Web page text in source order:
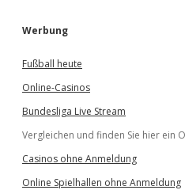
Werbung
Fußball heute
Online-Casinos
Bundesliga Live Stream
Vergleichen und finden Sie hier ein
Casinos ohne Anmeldung
Online Spielhallen ohne Anmeldung